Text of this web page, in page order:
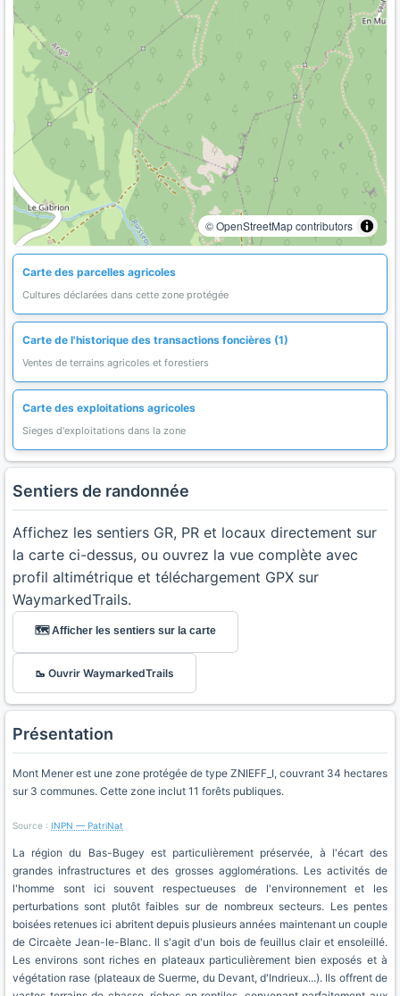
© OpenStreetMap contributors
Carte des parcelles agricoles
Cultures déclarées dans cette zone protégée
Carte de l'historique des transactions foncières (1)
Ventes de terrains agricoles et forestiers
Carte des exploitations agricoles
Sieges d'exploitations dans la zone
Sentiers de randonnée
Affichez les sentiers GR, PR et locaux directement sur
la carte ci-dessus, ou ouvrez la vue complète avec
profil altimétrique et téléchargement GPX sur
WaymarkedTrails.
🗺️ Afficher les sentiers sur la carte
🥾 Ouvrir WaymarkedTrails
Présentation
Mont Mener est une zone protégée de type ZNIEFF_I, couvrant 34 hectares
sur 3 communes. Cette zone inclut 11 forêts publiques.
Source : INPN — PatriNat
La région du Bas-Bugey est particulièrement préservée, à l'écart des
grandes infrastructures et des grosses agglomérations. Les activités de
l'homme sont ici souvent respectueuses de l'environnement et les
perturbations sont plutôt faibles sur de nombreux secteurs. Les pentes
boisées retenues ici abritent depuis plusieurs années maintenant un couple
de Circaète Jean-le-Blanc. Il s'agit d'un bois de feuillus clair et ensoleillé.
Les environs sont riches en plateaux particulièrement bien exposés et à
végétation rase (plateaux de Suerme, du Devant, d'Indrieux...). Ils offrent de